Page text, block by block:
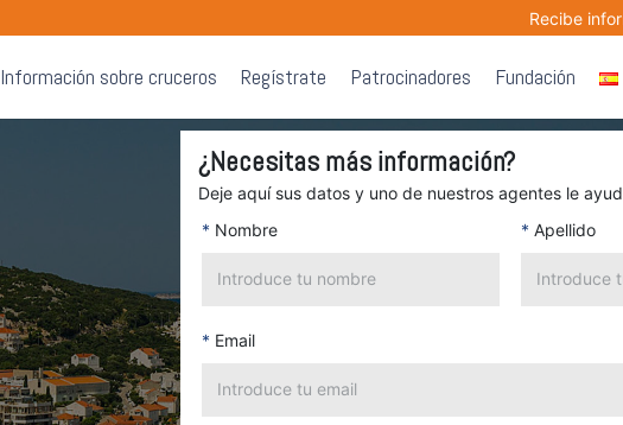
Recibe
Información sobre cruceros Regístrate Patrocinadores Fundación
¿Necesitas más información?
Deje aquí sus datos y uno de nuestros agentes le
* Nombre * Apellido
* Email